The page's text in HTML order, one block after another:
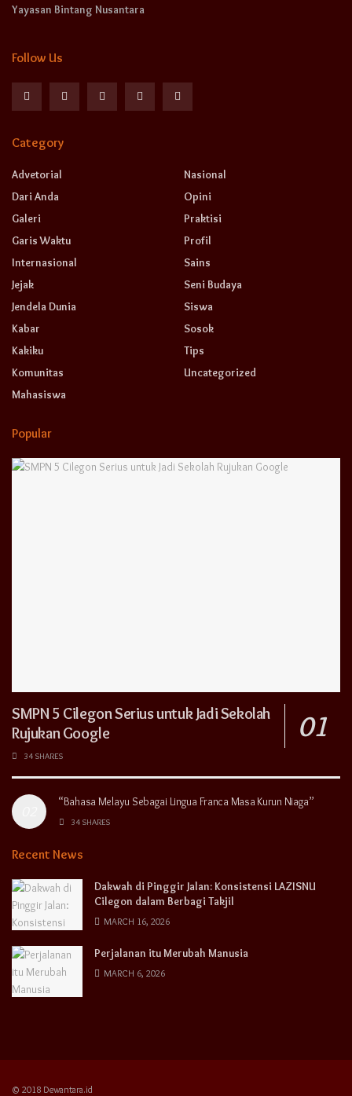
Yayasan Bintang Nusantara
Follow Us
Category
Advetorial
Dari Anda
Galeri
Garis Waktu
Internasional
Jejak
Jendela Dunia
Kabar
Kakiku
Komunitas
Mahasiswa
Nasional
Opini
Praktisi
Profil
Sains
Seni Budaya
Siswa
Sosok
Tips
Uncategorized
Popular
SMPN 5 Cilegon Serius untuk Jadi Sekolah
Rujukan Google
34 SHARES
“Bahasa Melayu Sebagai Lingua Franca Masa Kurun Niaga”
34 SHARES
Recent News
Dakwah di Pinggir Jalan: Konsistensi LAZISNU
Cilegon dalam Berbagi Takjil
MARCH 16, 2026
Perjalanan itu Merubah Manusia
MARCH 6, 2026
© 2018 Dewantara.id